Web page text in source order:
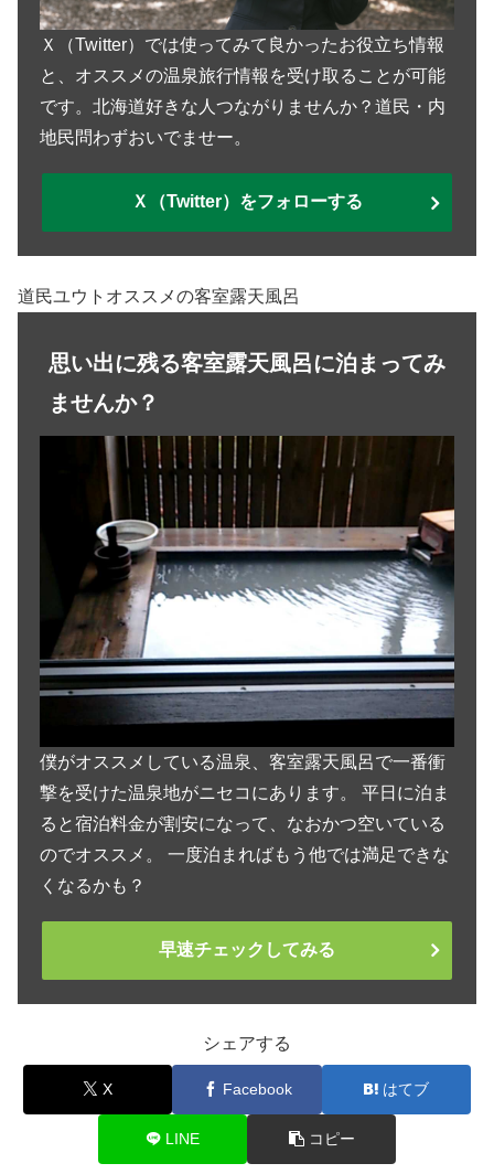
Ｘ（Twitter）では使ってみて良かったお役立ち情報
と、オススメの温泉旅行情報を受け取ることが可能
です。北海道好きな人つながりませんか？道民・内
地民問わずおいでませー。
Ｘ（Twitter）をフォローする
道民ユウトオススメの客室露天風呂
思い出に残る客室露天風呂に泊まってみ
ませんか？
僕がオススメしている温泉、客室露天風呂で一番衝
撃を受けた温泉地がニセコにあります。 平日に泊ま
ると宿泊料金が割安になって、なおかつ空いている
のでオススメ。 一度泊まればもう他では満足できな
くなるかも？
早速チェックしてみる
シェアする
X Facebook はてブ
LINE コピー